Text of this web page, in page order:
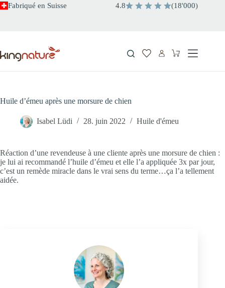
Passer
Fabriqué en Suisse 4.8 (18'000)
Panier
Huile d’émeu après une morsure de chien
Isabel Lüdi 28. juin 2022 Huile d'émeu
Réaction d’une revendeuse à une cliente après une morsure de chien :
je lui ai recommandé l’huile d’émeu et elle l’a appliquée 3x par jour,
c’est un remède miracle dans le vrai sens du terme…ça l’a tellement
aidée.